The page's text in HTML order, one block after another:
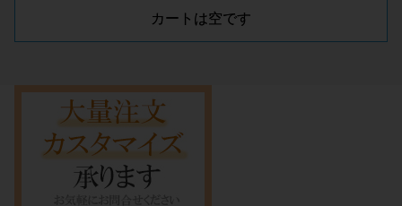
カートは空です